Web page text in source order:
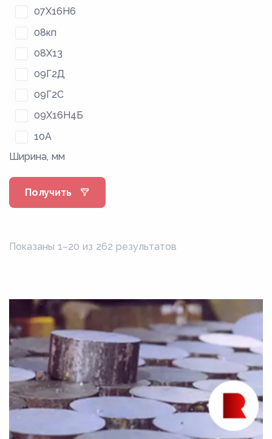
07Х16Н6
08кп
08Х13
09Г2Д
09Г2С
09Х16Н4Б
10А
10кп
10Х17Н13М2Т
10ХСНД
12Х18Н10Т
12Х1МФ
12Х2Н4А
12Х2НВФА
12ХН
12ХН2
Ширина, мм
Получить
Показаны 1–20 из 262 результатов